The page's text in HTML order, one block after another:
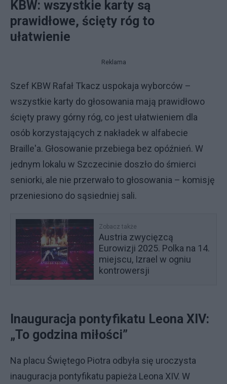
KBW: wszystkie karty są
prawidłowe, ścięty róg to
ułatwienie
Reklama
Szef KBW Rafał Tkacz uspokaja wyborców –
wszystkie karty do głosowania mają prawidłowo
ścięty prawy górny róg, co jest ułatwieniem dla
osób korzystających z nakładek w alfabecie
Braille'a. Głosowanie przebiega bez opóźnień. W
jednym lokalu w Szczecinie doszło do śmierci
seniorki, ale nie przerwało to głosowania – komisję
przeniesiono do sąsiedniej sali.
Zobacz także
Austria zwycięzcą
Eurowizji 2025. Polka na 14.
miejscu, Izrael w ogniu
kontrowersji
Inauguracja pontyfikatu Leona XIV:
„To godzina miłości”
Na placu Świętego Piotra odbyła się uroczysta
inauguracja pontyfikatu papieża Leona XIV. W